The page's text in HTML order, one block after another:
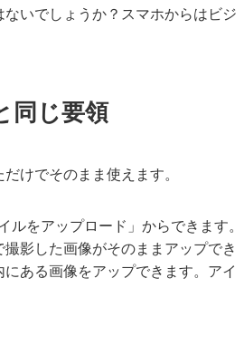
いでしょうか？スマホからはビジ
同じ要領
けでそのまま使えます。
をアップロード」からできます。
影した画像がそのままアップでき
ある画像をアップできます。アイ